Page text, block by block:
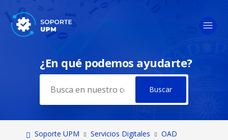
Búsqueda
¿En qué podemos ayudarte?
Soporte UPM Servicios Digitales
OAD